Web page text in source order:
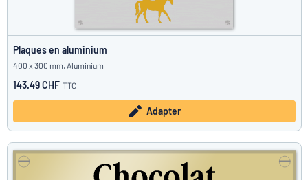
Plaques en aluminium
400 x 300 mm, Aluminium
143.49 CHF TTC
Adapter